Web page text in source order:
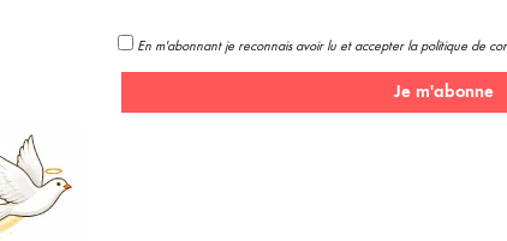
En m'abonnant je reconnais avoir lu et accepter la politique de
Je m'abonne